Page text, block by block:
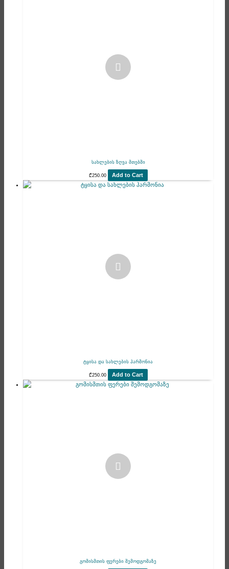
სახლების ზღვა მთებში
₾250.00 Add to Cart
ტყისა და სახლების ჰარმონია
₾250.00 Add to Cart
გომისმთის ფერები შემოდგომაზე